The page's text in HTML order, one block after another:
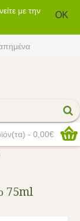
με την
OK
- 0,00€
75ml